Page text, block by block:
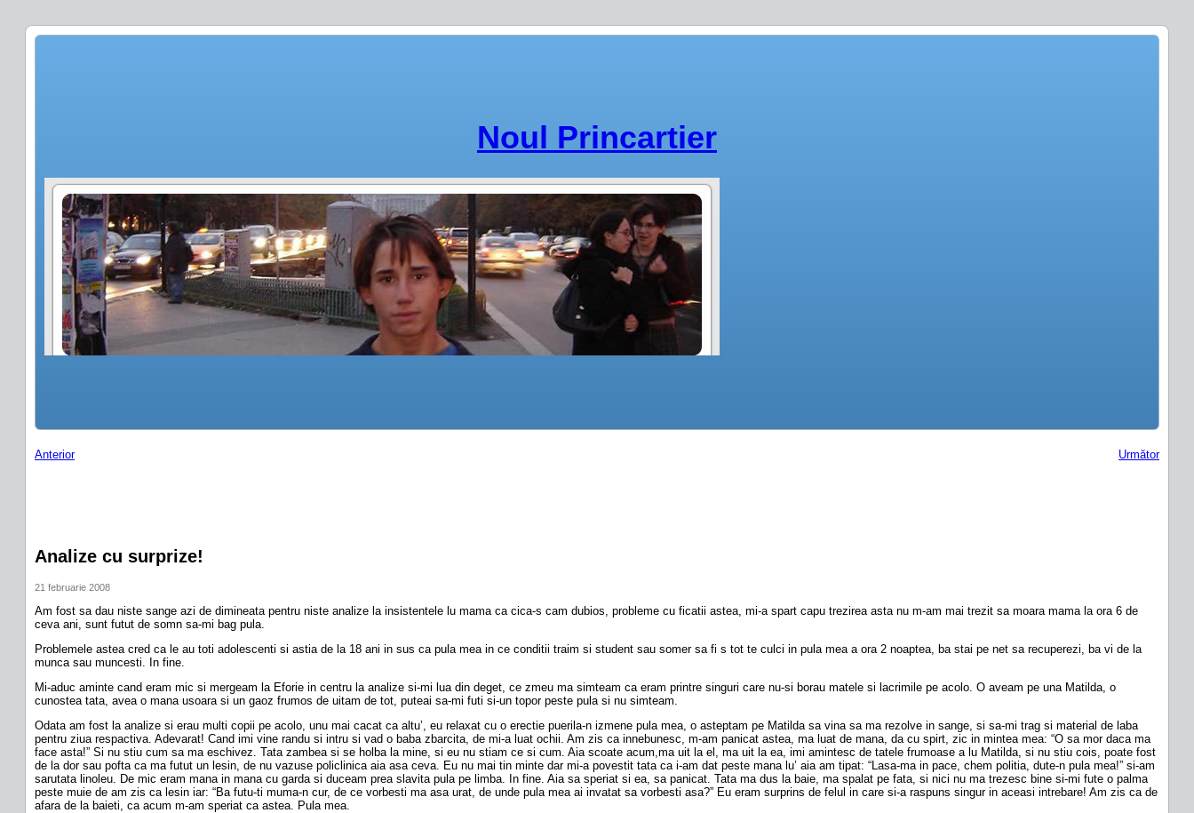
Noul Princartier
Anterior Următor
Analize cu surprize!
21 februarie 2008
Am fost sa dau niste sange azi de dimineata pentru niste analize la insistentele lu mama ca cica-s cam dubios, probleme cu ficatii astea, mi-a spart capu trezirea asta nu m-am mai trezit sa moara mama la ora 6 de
ceva ani, sunt futut de somn sa-mi bag pula.
Problemele astea cred ca le au toti adolescenti si astia de la 18 ani in sus ca pula mea in ce conditii traim si student sau somer sa fi s tot te culci in pula mea a ora 2 noaptea, ba stai pe net sa recuperezi, ba vi de la
munca sau muncesti. In fine.
Mi-aduc aminte cand eram mic si mergeam la Eforie in centru la analize si-mi lua din deget, ce zmeu ma simteam ca eram printre singuri care nu-si borau matele si lacrimile pe acolo. O aveam pe una Matilda, o
cunostea tata, avea o mana usoara si un gaoz frumos de uitam de tot, puteai sa-mi futi si-un topor peste pula si nu simteam.
Odata am fost la analize si erau multi copii pe acolo, unu mai cacat ca altu’, eu relaxat cu o erectie puerila-n izmene pula mea, o asteptam pe Matilda sa vina sa ma rezolve in sange, si sa-mi trag si material de laba
pentru ziua respactiva. Adevarat! Cand imi vine randu si intru si vad o baba zbarcita, de mi-a luat ochii. Am zis ca innebunesc, m-am panicat astea, ma luat de mana, da cu spirt, zic in mintea mea: “O sa mor daca ma
face asta!” Si nu stiu cum sa ma eschivez. Tata zambea si se holba la mine, si eu nu stiam ce si cum. Aia scoate acum,ma uit la el, ma uit la ea, imi amintesc de tatele frumoase a lu Matilda, si nu stiu cois, poate fost
de la dor sau pofta ca ma futut un lesin, de nu vazuse policlinica aia asa ceva. Eu nu mai tin minte dar mi-a povestit tata ca i-am dat peste mana lu’ aia am tipat: “Lasa-ma in pace, chem politia, dute-n pula mea!” si-am
sarutata linoleu. De mic eram mana in mana cu garda si duceam prea slavita pula pe limba. In fine. Aia sa speriat si ea, sa panicat. Tata ma dus la baie, ma spalat pe fata, si nici nu ma trezesc bine si-mi fute o palma
peste muie de am zis ca lesin iar: “Ba futu-ti muma-n cur, de ce vorbesti ma asa urat, de unde pula mea ai invatat sa vorbesti asa?” Eu eram surprins de felul in care si-a raspuns singur in aceasi intrebare! Am zis ca de
afara de la baieti, ca acum m-am speriat ca astea. Pula mea.